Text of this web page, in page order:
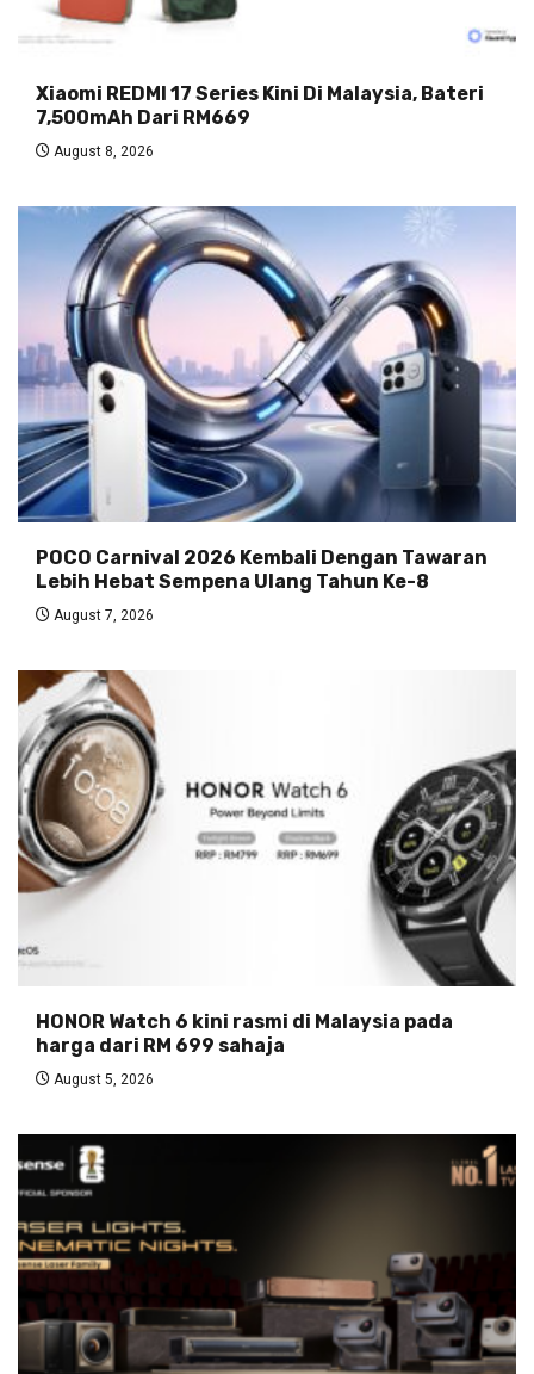
Xiaomi REDMI 17 Series Kini Di Malaysia, Bateri
7,500mAh Dari RM669
August 8, 2026
POCO Carnival 2026 Kembali Dengan Tawaran
Lebih Hebat Sempena Ulang Tahun Ke-8
August 7, 2026
HONOR Watch 6 kini rasmi di Malaysia pada
harga dari RM 699 sahaja
August 5, 2026